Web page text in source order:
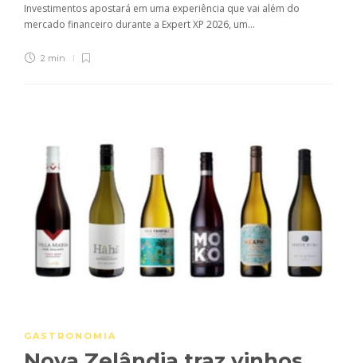
Investimentos apostará em uma experiência que vai além do
mercado financeiro durante a Expert XP 2026, um...
2 min
GASTRONOMIA